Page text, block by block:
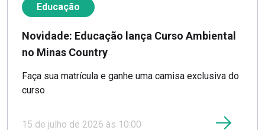
Educação
Novidade: Educação lança Curso Ambiental
no Minas Country
Faça sua matrícula e ganhe uma camisa exclusiva do
curso
15 de julho de 2026 às 10:00